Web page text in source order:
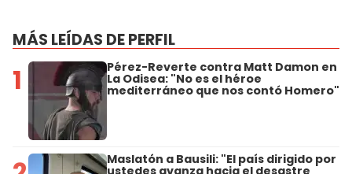
MÁS LEÍDAS DE PERFIL
1 Pérez-Reverte contra Matt Damon en
La Odisea: "No es el héroe
mediterráneo que nos contó Homero"
Maslatón a Bausili: "El país dirigido por
ustedes avanza hacia el desastre